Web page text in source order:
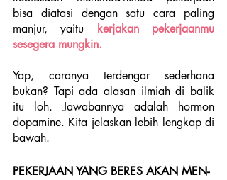
bisa diatasi dengan satu cara paling
manjur, yaitu kerjakan pekerjaanmu
sesegera mungkin.
Yap, caranya terdengar sederhana
bukan? Tapi ada alasan ilmiah di balik
itu loh. Jawabannya adalah hormon
dopamine. Kita jelaskan lebih lengkap di
bawah.
PEKERJAAN YANG BERES AKAN MEN-